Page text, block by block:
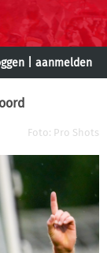
aanmelden
Foto: Pro Shots